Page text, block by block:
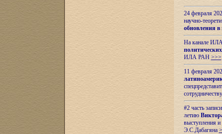
24 февраля
научно-
обновления в
На канале
ИЛА РАН >>>
11 февраля
#2 часть
летию
выступления
Э.С.Дабагяна